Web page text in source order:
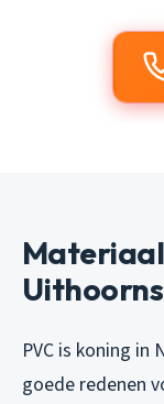
PVC is koning in
goede redenen